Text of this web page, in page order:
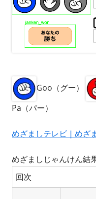
Goo（グー）
Pa（パー）
めざましテレビ｜めざ
めざましじゃんけん結
回次